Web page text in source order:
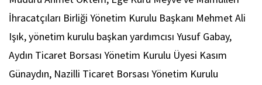
İhracatçıları Birliği Yönetim Kurulu Başkanı Mehmet Ali
Işık, yönetim kurulu başkan yardımcısı Yusuf Gabay,
Aydın Ticaret Borsası Yönetim Kurulu Üyesi Kasım
Günaydın, Nazilli Ticaret Borsası Yönetim Kurulu